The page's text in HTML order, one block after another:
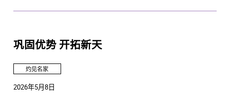
巩固优势 开拓新天
灼见名家
2026年5月8日